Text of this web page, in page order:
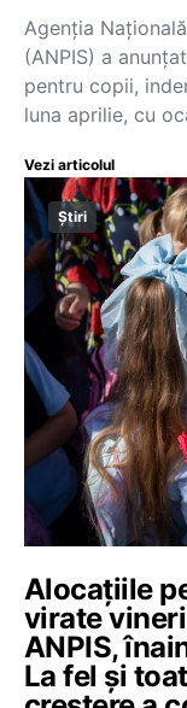
Agenția
(ANPIS) a
pentru copii,
luna aprilie, cu
Vezi articolul
Știri
Alocațiile
virate
ANPIS,
La fel și